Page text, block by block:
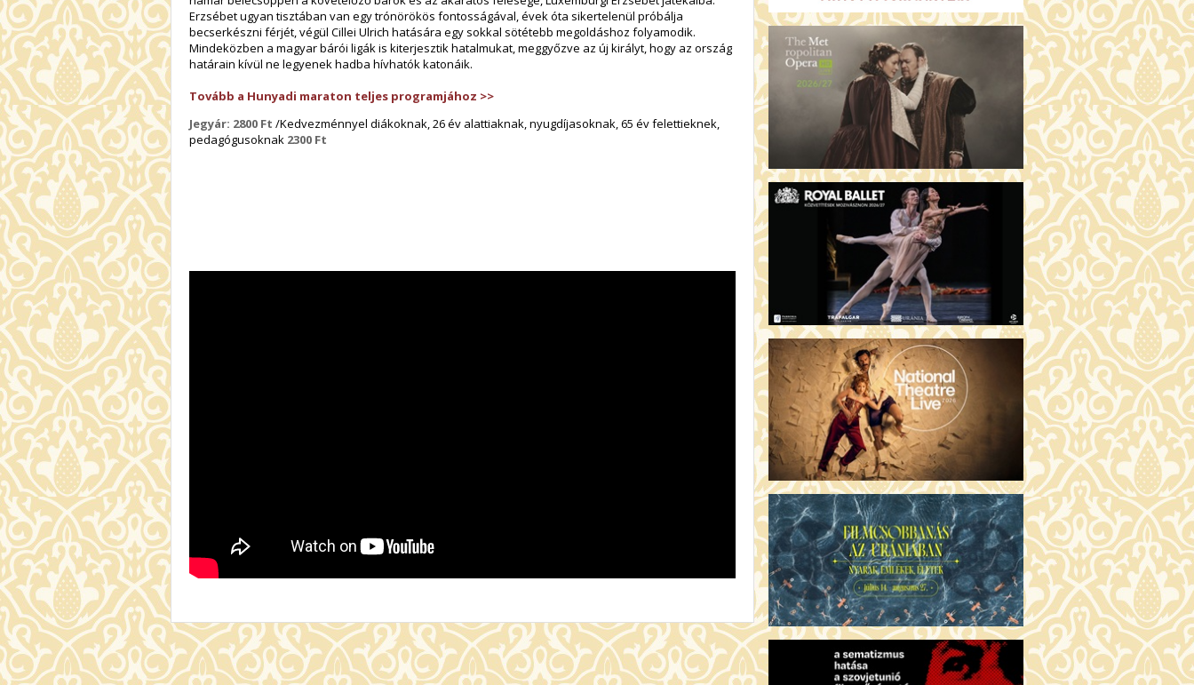
Erzsébet ugyan tisztában van egy trónörökös fontosságával, évek óta sikertelenül próbálja
becserkészni férjét, végül Cillei Ulrich hatására egy sokkal sötétebb megoldáshoz folyamodik.
Mindeközben a magyar bárói ligák is kiterjesztik hatalmukat, meggyőzve az új királyt, hogy az ország
határain kívül ne legyenek hadba hívhatók katonáik.
Tovább a Hunyadi maraton teljes programjához >>
Jegyár: 2800 Ft /Kedvezménnyel diákoknak, 26 év alattiaknak, nyugdíjasoknak, 65 év felettieknek,
pedagógusoknak 2300 Ft